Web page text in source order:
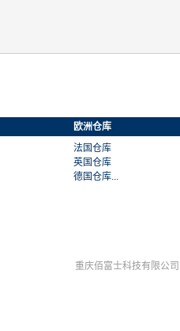
欧洲仓库
法国仓库
英国仓库
德国仓库...
重庆佰富士科技有限公